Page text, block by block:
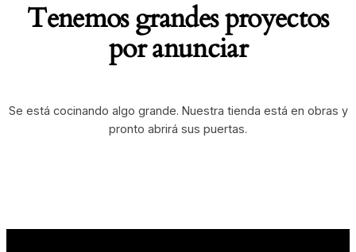
Tenemos grandes proyectos
por anunciar
Se está cocinando algo grande. Nuestra tienda está en obras y
pronto abrirá sus puertas.